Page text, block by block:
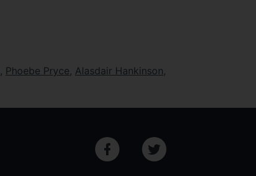
, Phoebe Pryce, Alasdair Hankinson,